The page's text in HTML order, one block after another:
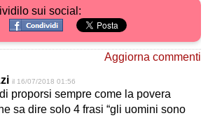
sui social:
Aggiorna commenti
il 16/07/2018 01:56
proporsi sempre come la povera
sa dire solo 4 frasi “gli uomini sono